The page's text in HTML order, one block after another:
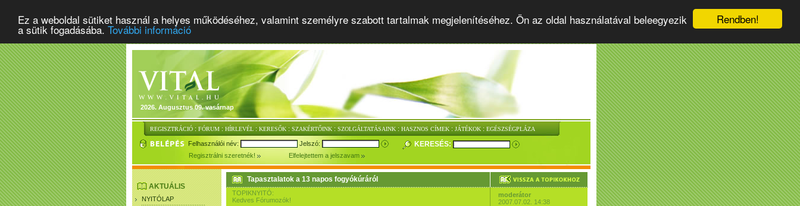
Rendben!
Ez a weboldal sütiket használ a helyes működéséhez, valamint személyre szabott tartalmak megjelenítéséhez. Ön az oldal használatával beleegyezik
a sütik fogadásába. További információ
2026. Augusztus 09. vasárnap
REGISZTRÁCIÓ : FÓRUM : HÍRLEVÉL : KERESŐK : SZAKÉRTŐINK : SZOLGÁLTATÁSAINK : HASZNOS CÍMEK : JÁTÉKOK : EGÉSZSÉGPLÁZA
Felhasználói név: Jelszó: KERESÉS:
Regisztrálni szeretnék! Elfelejtettem a jelszavam
AKTUÁLIS
NYITÓLAP
Tapasztalatok a 13 napos fogyókúráról
TOPIKNYITÓ:
Kedves Fórumozók!
moderátor
2007.07.02. 14:38